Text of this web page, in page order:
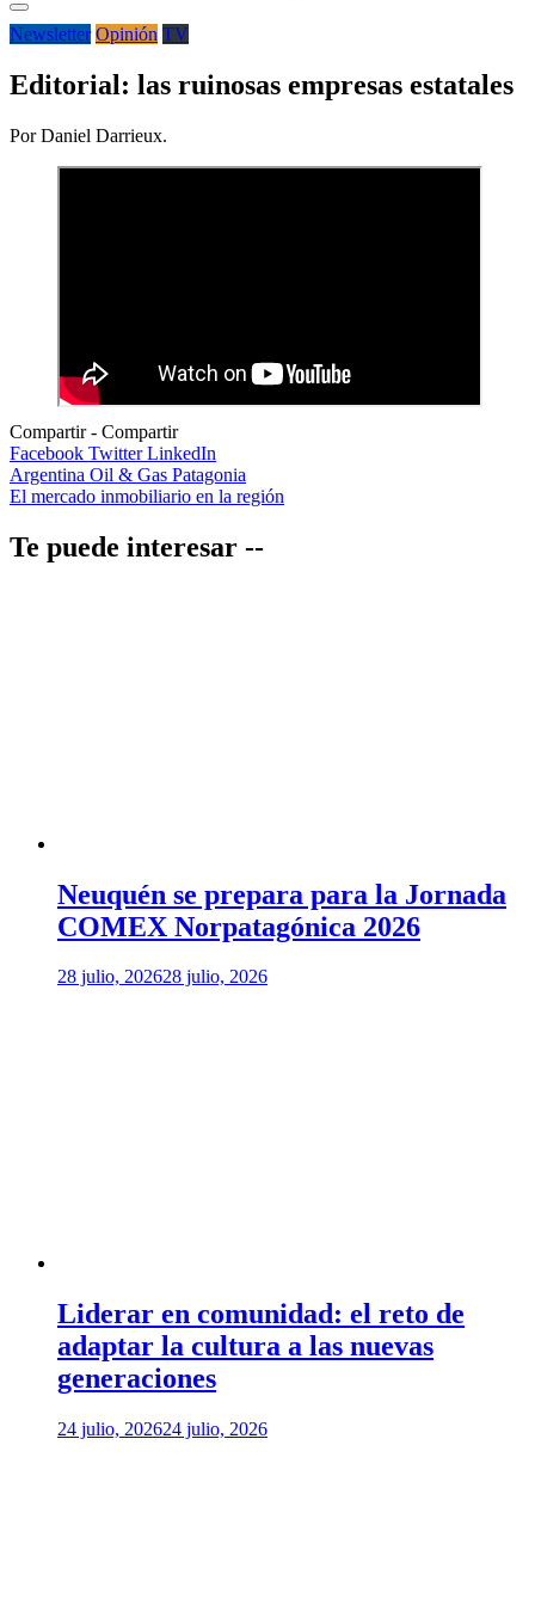
Newsletter Opinión TV
Editorial: las ruinosas empresas estatales
Por Daniel Darrieux.
Compartir
Facebook TwitterLinkedIn
Navegación
de
entradas
Argentina Oil & Gas Patagonia
El mercado inmobiliario en la región
Te puede interesar --
Neuquén se prepara para la Jornada
COMEX Norpatagónica 2026
28 julio, 202628 julio, 2026
Liderar en comunidad: el reto de
adaptar la cultura a las nuevas
generaciones
24 julio, 202624 julio, 2026